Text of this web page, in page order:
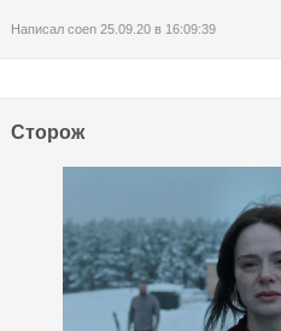
Написал coen 25.09.20 в 16:09:39
Сторож